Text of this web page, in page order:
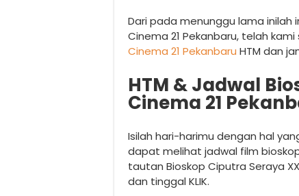
Dari pada menunggu lama inilah
Cinema 21 Pekanbaru, telah kami
Cinema 21 Pekanbaru HTM dan
HTM & Jadwal
Cinema 21
Isilah hari-harimu dengan hal
dapat melihat jadwal film bioskop,
tautan Bioskop Ciputra Seraya
dan tinggal KLIK.